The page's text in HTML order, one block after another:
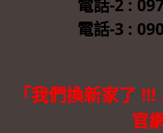
電話-2 :
電話-3 :
「我們換新家了
官